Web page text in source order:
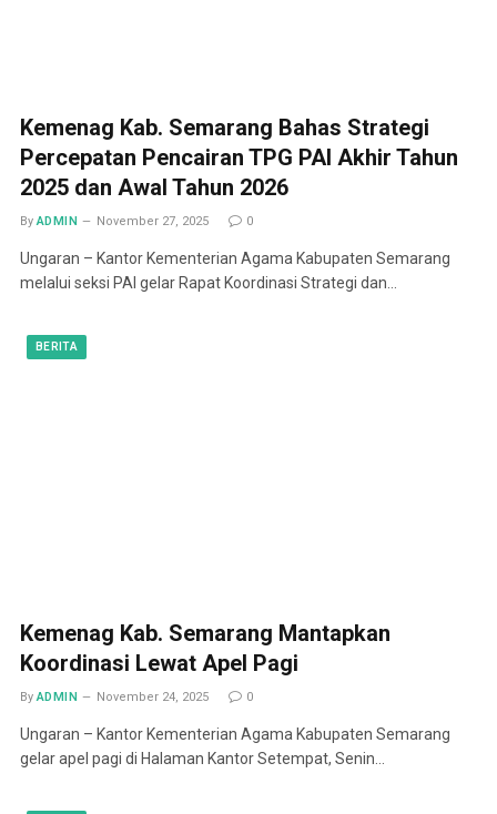
Kemenag Kab. Semarang Bahas Strategi
Percepatan Pencairan TPG PAI Akhir Tahun
2025 dan Awal Tahun 2026
By ADMIN November 27, 2025 0
Ungaran – Kantor Kementerian Agama Kabupaten Semarang
melalui seksi PAI gelar Rapat Koordinasi Strategi dan…
BERITA
Kemenag Kab. Semarang Mantapkan
Koordinasi Lewat Apel Pagi
By ADMIN November 24, 2025 0
Ungaran – Kantor Kementerian Agama Kabupaten Semarang
gelar apel pagi di Halaman Kantor Setempat, Senin…